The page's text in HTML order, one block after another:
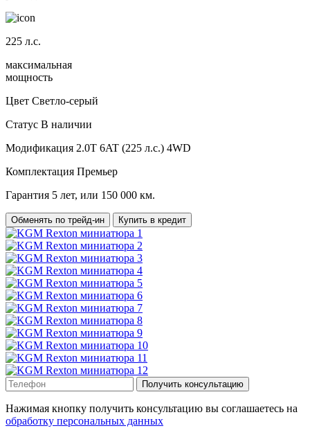
225 л.с.
максимальная
мощность
Цвет Светло-серый
Статус В наличии
Модификация 2.0T 6AT (225 л.с.) 4WD
Комплектация Премьер
Гарантия 5 лет, или 150 000 км.
Обменять по трейд-ин Купить в кредит
Получить консультацию
Нажимая кнопку получить консультацию вы соглашаетесь на
обработку персональных данных